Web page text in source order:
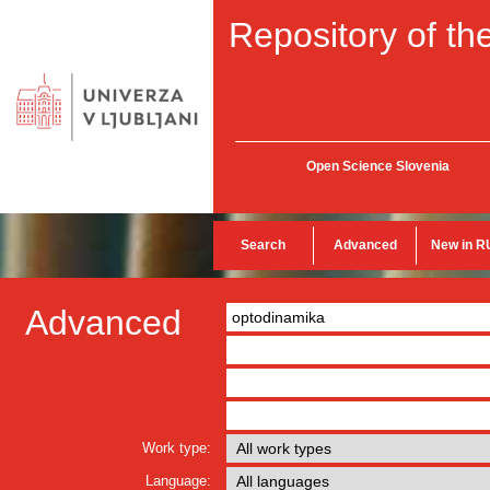
Repository of
Open Science Slovenia
Search Advanced New in
Advanced
Work type:
Language: